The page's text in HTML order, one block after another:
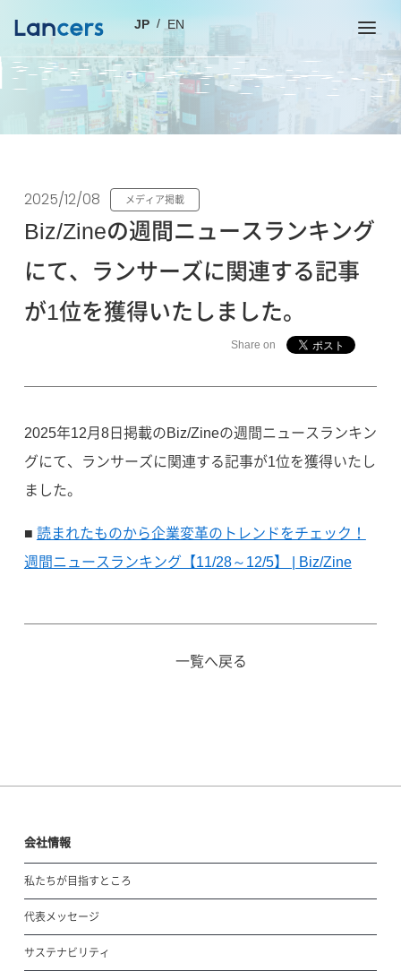
JP EN
2025/12/08 メディア掲載
Biz/Zineの週間ニュースランキング
にて、ランサーズに関連する記事
が1位を獲得いたしました。
Share on
2025年12月8日掲載のBiz/Zineの週間ニュースランキン
グにて、ランサーズに関連する記事が1位を獲得いたし
ました。
■ 読まれたものから企業変革のトレンドをチェック！
週間ニュースランキング【11/28～12/5】 | Biz/Zine
一覧へ戻る
会社情報
私たちが目指すところ
代表メッセージ
サステナビリティ